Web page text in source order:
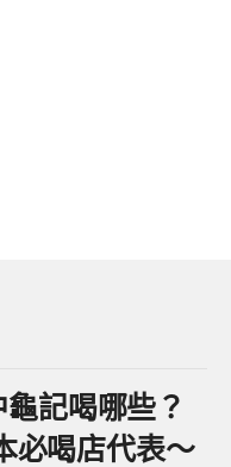
記喝哪些？
必喝店代表～